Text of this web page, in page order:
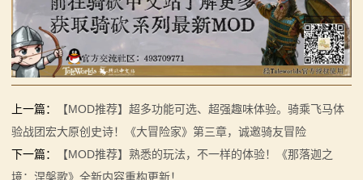
上一篇：
【MOD推荐】超多功能可选、超强趣味体验。骑乘飞马体
验战团宏大原创史诗！《大冒险家》第三章，诚邀骑友冒险
下一篇：
【MOD推荐】熟悉的玩法，不一样的体验！《那落迦之
境：涅槃歌》全新内容重构更新！